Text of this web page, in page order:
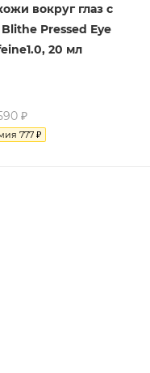
вокруг глаз с
Pressed Eye
20 мл
₽
777₽